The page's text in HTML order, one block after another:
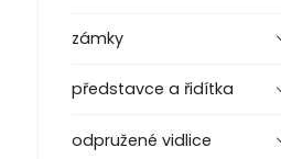
zámky
představce a řidítka
odpružené vidlice